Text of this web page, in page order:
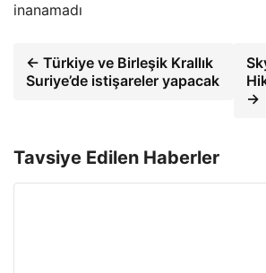
inanamadı
← Türkiye ve Birleşik Krallık
Suriye’de istişareler yapacak
→
Tavsiye Edilen Haberler